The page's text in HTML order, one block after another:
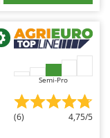
Semi-Pro
(6) 4,75/5